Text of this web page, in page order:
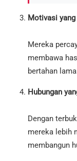
Motivasi yang
Mereka
membawa
bertahan
Hubungan
Dengan
mereka lebih
membangun